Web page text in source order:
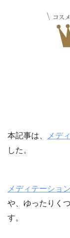
本記事は、 メデ
した。
メディテーショ
や、ゆったりく
す。